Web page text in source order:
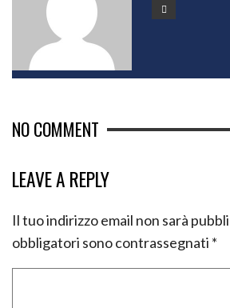
NO COMMENT
LEAVE A REPLY
Il tuo indirizzo email non sarà
obbligatori sono contrassegnati *